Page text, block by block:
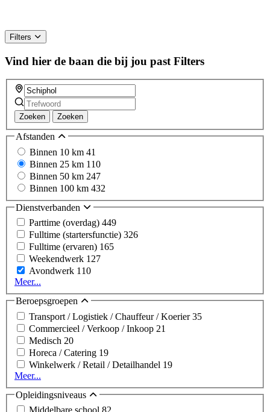
Filters
Vind hier de baan die bij jou past Filters
Zoeken Zoeken
Afstanden
Binnen 10 km 41
Binnen 25 km 110
Binnen 50 km 247
Binnen 100 km 432
Dienstverbanden
Parttime (overdag) 449
Fulltime (startersfunctie) 326
Fulltime (ervaren) 165
Weekendwerk 127
Avondwerk 110
Meer...
Beroepsgroepen
Transport / Logistiek / Chauffeur / Koerier35
Commercieel / Verkoop / Inkoop 21
Medisch 20
Horeca / Catering 19
Winkelwerk / Retail / Detailhandel 19
Meer...
Opleidingsniveaus